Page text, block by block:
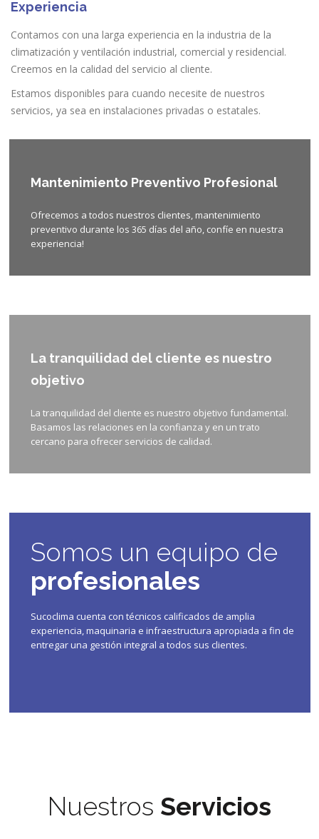
Experiencia
Contamos con una larga experiencia en la industria de la
climatización y ventilación industrial, comercial y residencial.
Creemos en la calidad del servicio al cliente.
Estamos disponibles para cuando necesite de nuestros
servicios, ya sea en instalaciones privadas o estatales.
Mantenimiento Preventivo Profesional
Ofrecemos a todos nuestros clientes, mantenimiento
preventivo durante los 365 días del año, confíe en nuestra
experiencia!
La tranquilidad del cliente es nuestro
objetivo
La tranquilidad del cliente es nuestro objetivo fundamental.
Basamos las relaciones en la confianza y en un trato
cercano para ofrecer servicios de calidad.
Somos un equipo de
profesionales
Sucoclima cuenta con técnicos calificados de amplia
experiencia, maquinaria e infraestructura apropiada a fin de
entregar una gestión integral a todos sus clientes.
Nuestros Servicios